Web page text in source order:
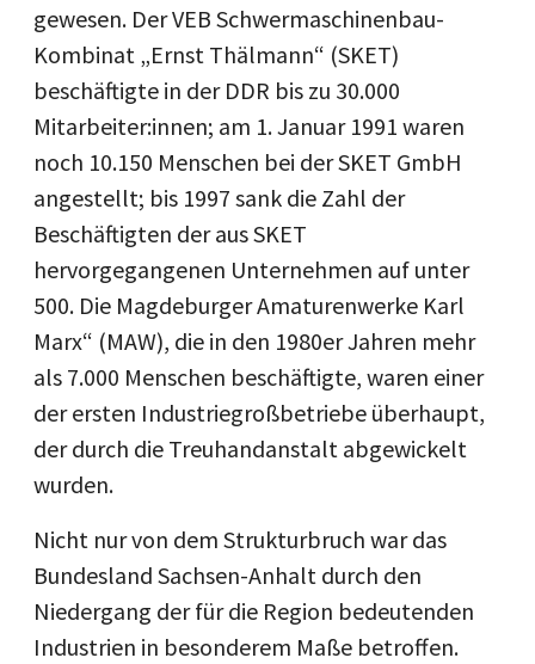
gewesen. Der VEB Schwermaschinenbau-
Kombinat „Ernst Thälmann“ (SKET)
beschäftigte in der DDR bis zu 30.000
Mitarbeiter:innen; am 1. Januar 1991 waren
noch 10.150 Menschen bei der SKET GmbH
angestellt; bis 1997 sank die Zahl der
Beschäftigten der aus SKET
hervorgegangenen Unternehmen auf unter
500. Die Magdeburger Amaturenwerke Karl
Marx“ (MAW), die in den 1980er Jahren mehr
als 7.000 Menschen beschäftigte, waren einer
der ersten Industriegroßbetriebe überhaupt,
der durch die Treuhandanstalt abgewickelt
wurden.
Nicht nur von dem Strukturbruch war das
Bundesland Sachsen-Anhalt durch den
Niedergang der für die Region bedeutenden
Industrien in besonderem Maße betroffen.